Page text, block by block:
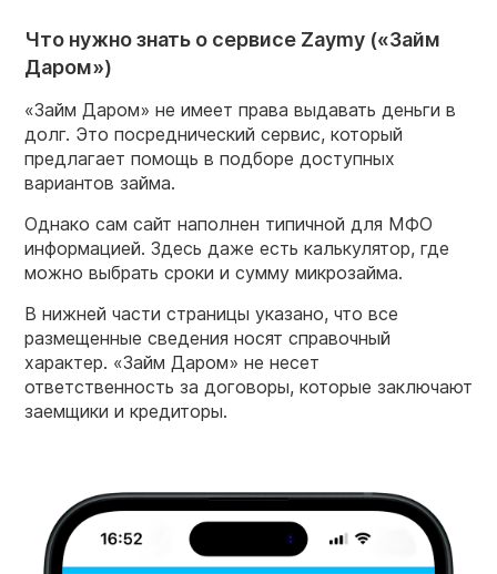
Что нужно знать о сервисе Zaymy («Займ
Даром»)
«Займ Даром» не имеет права выдавать деньги в
долг. Это посреднический сервис, который
предлагает помощь в подборе доступных
вариантов займа.
Однако сам сайт наполнен типичной для МФО
информацией. Здесь даже есть калькулятор, где
можно выбрать сроки и сумму микрозайма.
В нижней части страницы указано, что все
размещенные сведения носят справочный
характер. «Займ Даром» не несет
ответственность за договоры, которые заключают
заемщики и кредиторы.